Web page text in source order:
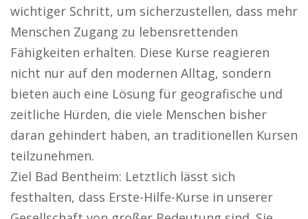
wichtiger Schritt, um sicherzustellen, dass mehr
Menschen Zugang zu lebensrettenden
Fähigkeiten erhalten. Diese Kurse reagieren
nicht nur auf den modernen Alltag, sondern
bieten auch eine Lösung für geografische und
zeitliche Hürden, die viele Menschen bisher
daran gehindert haben, an traditionellen Kursen
teilzunehmen.
Ziel Bad Bentheim: Letztlich lässt sich
festhalten, dass Erste-Hilfe-Kurse in unserer